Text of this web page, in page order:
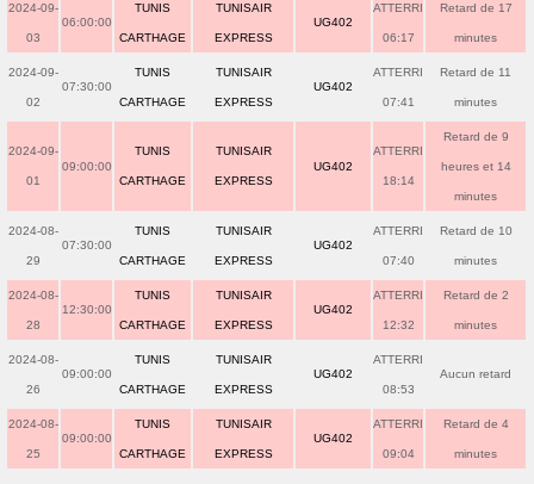
2024-09-
03
06:00:00
TUNIS
CARTHAGE
TUNISAIR
EXPRESS
UG402
ATTERRI
06:17
Retard de 17
minutes
2024-09-
02
07:30:00
TUNIS
CARTHAGE
TUNISAIR
EXPRESS
UG402
ATTERRI
07:41
Retard de 11
minutes
2024-09-
01
09:00:00
TUNIS
CARTHAGE
TUNISAIR
EXPRESS
UG402
ATTERRI
18:14
Retard de 9
heures et 14
minutes
2024-08-
29
07:30:00
TUNIS
CARTHAGE
TUNISAIR
EXPRESS
UG402
ATTERRI
07:40
Retard de 10
minutes
2024-08-
28
12:30:00
TUNIS
CARTHAGE
TUNISAIR
EXPRESS
UG402
ATTERRI
12:32
Retard de 2
minutes
2024-08-
26
09:00:00
TUNIS
CARTHAGE
TUNISAIR
EXPRESS
UG402
ATTERRI
08:53
Aucun retard
2024-08-
25
09:00:00
TUNIS
CARTHAGE
TUNISAIR
EXPRESS
UG402
ATTERRI
09:04
Retard de 4
minutes